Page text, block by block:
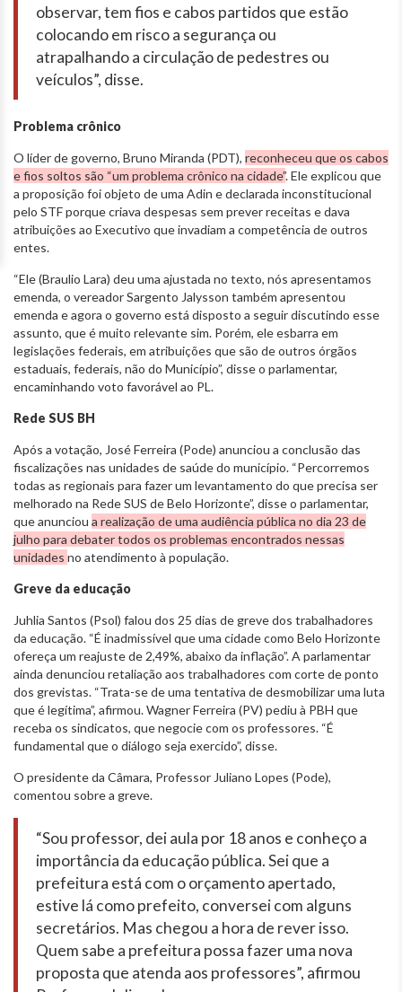
observar, tem fios e cabos partidos que estão
colocando em risco a segurança ou
atrapalhando a circulação de pedestres ou
veículos”, disse.
Problema crônico
O líder de governo, Bruno Miranda (PDT), reconheceu que os cabos
e fios soltos são “um problema crônico na cidade”. Ele explicou que
a proposição foi objeto de uma Adin e declarada inconstitucional
pelo STF porque criava despesas sem prever receitas e dava
atribuições ao Executivo que invadiam a competência de outros
entes.
“Ele (Braulio Lara) deu uma ajustada no texto, nós apresentamos
emenda, o vereador Sargento Jalysson também apresentou
emenda e agora o governo está disposto a seguir discutindo esse
assunto, que é muito relevante sim. Porém, ele esbarra em
legislações federais, em atribuições que são de outros órgãos
estaduais, federais, não do Município”, disse o parlamentar,
encaminhando voto favorável ao PL.
Rede SUS BH
Após a votação, José Ferreira (Pode) anunciou a conclusão das
fiscalizações nas unidades de saúde do município. “Percorremos
todas as regionais para fazer um levantamento do que precisa ser
melhorado na Rede SUS de Belo Horizonte”, disse o parlamentar,
que anunciou a realização de uma audiência pública no dia 23 de
julho para debater todos os problemas encontrados nessas
unidades no atendimento à população.
Greve da educação
Juhlia Santos (Psol) falou dos 25 dias de greve dos trabalhadores
da educação. “É inadmissível que uma cidade como Belo Horizonte
ofereça um reajuste de 2,49%, abaixo da inflação”. A parlamentar
ainda denunciou retaliação aos trabalhadores com corte de ponto
dos grevistas. “Trata-se de uma tentativa de desmobilizar uma luta
que é legítima”, afirmou. Wagner Ferreira (PV) pediu à PBH que
receba os sindicatos, que negocie com os professores. “É
fundamental que o diálogo seja exercido”, disse.
O presidente da Câmara, Professor Juliano Lopes (Pode),
comentou sobre a greve.
“Sou professor, dei aula por 18 anos e conheço a
importância da educação pública. Sei que a
prefeitura está com o orçamento apertado,
estive lá como prefeito, conversei com alguns
secretários. Mas chegou a hora de rever isso.
Quem sabe a prefeitura possa fazer uma nova
proposta que atenda aos professores”, afirmou